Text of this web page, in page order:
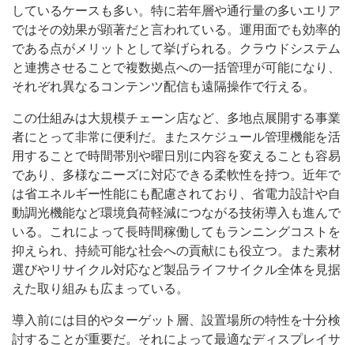
しているケースも多い。特に若年層や通行量の多いエリア
ではその効果が顕著だと言われている。運用面でも効率的
である点がメリットとして挙げられる。クラウドシステム
と連携させることで複数拠点への一括管理が可能になり、
それぞれ異なるコンテンツ配信も遠隔操作で行える。
この仕組みは大規模チェーン店など、多地点展開する事業
者にとって非常に便利だ。またスケジュール管理機能を活
用することで時間帯別や曜日別に内容を変えることも容易
であり、多様なニーズに対応できる柔軟性を持つ。近年で
は省エネルギー性能にも配慮されており、省電力設計や自
動調光機能など環境負荷軽減につながる技術導入も進んで
いる。これによって長時間稼働してもランニングコストを
抑えられ、持続可能な社会への貢献にも役立つ。また素材
選びやリサイクル対応など製品ライフサイクル全体を見据
えた取り組みも広まっている。
導入前には目的やターゲット層、設置場所の特性を十分検
討することが重要だ。それによって最適なディスプレイサ